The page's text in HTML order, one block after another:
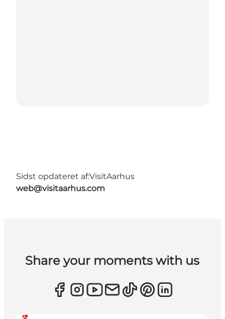
Sidst opdateret af:VisitAarhus
web@visitaarhus.com
Share your moments with us